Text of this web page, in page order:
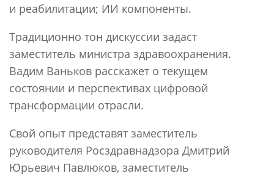
и реабилитации; ИИ компоненты.
Традиционно тон дискуссии задаст
заместитель министра здравоохранения.
Вадим Ваньков расскажет о текущем
состоянии и перспективах цифровой
трансформации отрасли.
Свой опыт представят заместитель
руководителя Росздравнадзора Дмитрий
Юрьевич Павлюков, заместитель